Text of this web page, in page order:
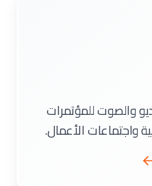
والصوت للمؤتمرات
واجتماعات الأعمال.